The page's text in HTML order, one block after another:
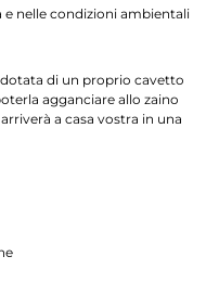
e nelle condizioni ambientali
di un proprio cavetto
agganciare allo zaino
a casa vostra in una